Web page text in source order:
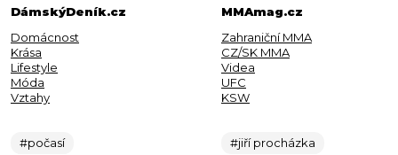
DámskýDeník.cz
Domácnost
Krása
Lifestyle
Móda
Vztahy
#počasí
MMAmag.cz
Zahraniční MMA
CZ/SK MMA
Videa
UFC
KSW
#jiří procházka